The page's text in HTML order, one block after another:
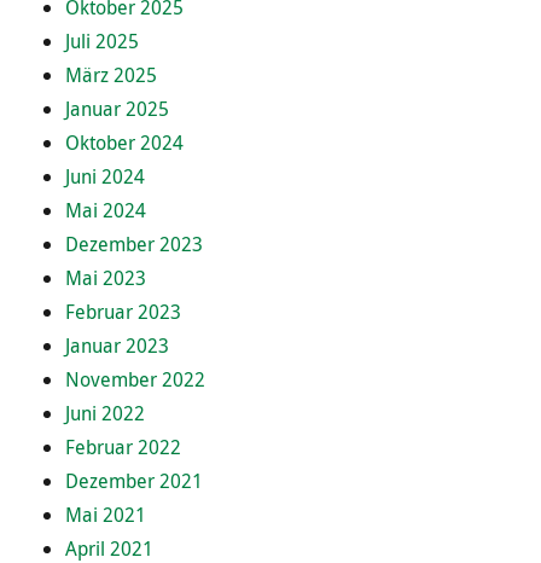
Oktober 2025
Juli 2025
März 2025
Januar 2025
Oktober 2024
Juni 2024
Mai 2024
Dezember 2023
Mai 2023
Februar 2023
Januar 2023
November 2022
Juni 2022
Februar 2022
Dezember 2021
Mai 2021
April 2021